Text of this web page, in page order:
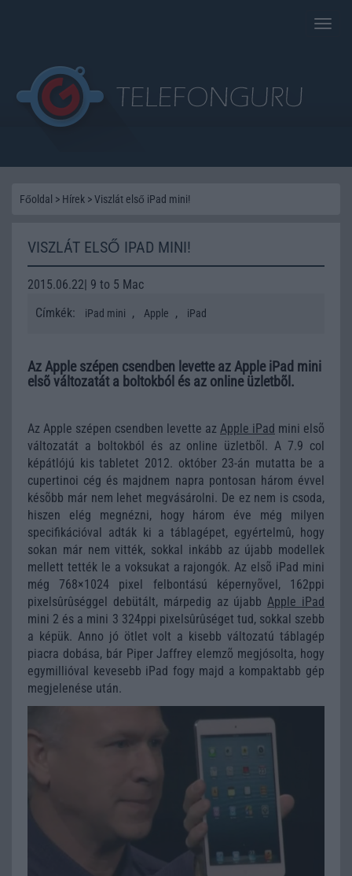
Toggle
Főoldal > Hírek >Viszlát első iPad mini!
VISZLÁT ELSŐ IPAD MINI!
2015.06.22| 9 to 5 Mac
Címkék:
iPad mini , Apple , iPad
Az Apple szépen csendben levette az Apple iPad mini
elsõ változatát a boltokból és az online üzletbõl.
Az Apple szépen csendben levette az Apple iPad mini elsõ
változatát a boltokból és az online üzletbõl. A 7.9 col
képátlójú kis tabletet 2012. október 23-án mutatta be a
cupertinoi cég és majdnem napra pontosan három évvel
késõbb már nem lehet megvásárolni. De ez nem is csoda,
hiszen elég megnézni, hogy három éve még milyen
specifikációval adták ki a táblagépet, egyértelmû, hogy
sokan már nem vitték, sokkal inkább az újabb modellek
mellett tették le a voksukat a rajongók. Az elsõ iPad mini
még 768×1024 pixel felbontású képernyõvel, 162ppi
pixelsûrûséggel debütált, márpedig az újabbApple iPad
mini 2 és a mini 3 324ppi pixelsûrûséget tud, sokkal szebb
a képük. Anno jó ötlet volt a kisebb változatú táblagép
piacra dobása, bár Piper Jaffrey elemzõ megjósolta, hogy
egymillióval kevesebb iPad fogy majd a kompaktabb gép
megjelenése után.